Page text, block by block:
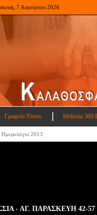
7 Αυγούστου 2026
Γραφείο Τύπου Melissia 360
Ημερολόγιο 2013
- ΑΓ. ΠΑΡΑΣΚΕΥΗ 42-57